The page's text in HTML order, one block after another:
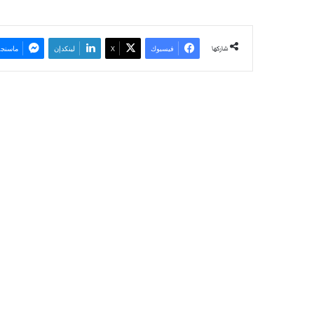
شاركها فيسبوك ‫X لينكدإن